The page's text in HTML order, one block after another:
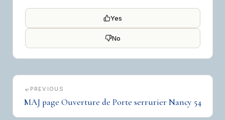
Yes
No
PREVIOUS
MAJ page Ouverture de Porte serrurier Nancy 54